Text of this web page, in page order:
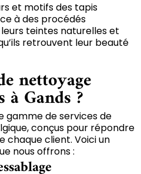
et motifs des tapis
à des procédés
teintes naturelles et
retrouvent leur beauté
nettoyage
Gands ?
gamme de services de
conçus pour répondre
chaque client. Voici un
nous offrons :